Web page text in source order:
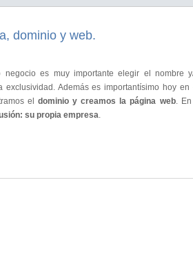
dominio y web.
es muy importante elegir el nombre
exclusividad. Además es importantísimo hoy
el dominio y creamos la página web. En
su propia empresa.